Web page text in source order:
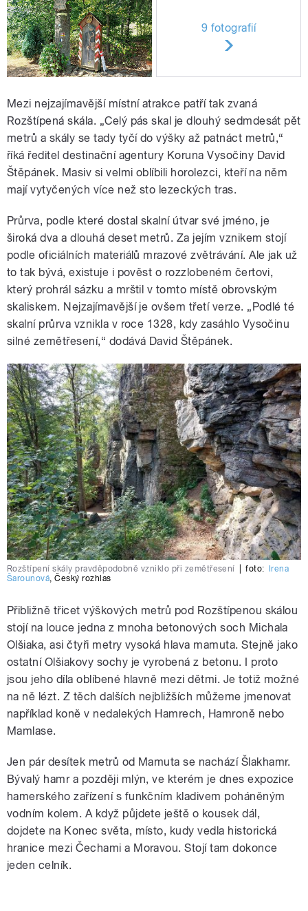
9 fotografií
Mezi nejzajímavější místní atrakce patří tak zvaná
Rozštípená skála. „Celý pás skal je dlouhý sedmdesát pět
metrů a skály se tady tyčí do výšky až patnáct metrů,“
říká ředitel destinační agentury Koruna Vysočiny David
Štěpánek. Masiv si velmi oblíbili horolezci, kteří na něm
mají vytyčených více než sto lezeckých tras.
Průrva, podle které dostal skalní útvar své jméno, je
široká dva a dlouhá deset metrů. Za jejím vznikem stojí
podle oficiálních materiálů mrazové zvětrávání. Ale jak už
to tak bývá, existuje i pověst o rozzlobeném čertovi,
který prohrál sázku a mrštil v tomto místě obrovským
skaliskem. Nejzajímavější je ovšem třetí verze. „Podlé té
skalní průrva vznikla v roce 1328, kdy zasáhlo Vysočinu
silné zemětřesení,“ dodává David Štěpánek.
Rozštípení skály pravděpodobně vzniklo při zemětřesení foto:
Irena
Šarounová,Český rozhlas
Přibližně třicet výškových metrů pod Rozštípenou skálou
stojí na louce jedna z mnoha betonových soch Michala
Olšiaka, asi čtyři metry vysoká hlava mamuta. Stejně jako
ostatní Olšiakovy sochy je vyrobená z betonu. I proto
jsou jeho díla oblíbené hlavně mezi dětmi. Je totiž možné
na ně lézt. Z těch dalších nejbližších můžeme jmenovat
například koně v nedalekých Hamrech, Hamroně nebo
Mamlase.
Jen pár desítek metrů od Mamuta se nachází Šlakhamr.
Bývalý hamr a později mlýn, ve kterém je dnes expozice
hamerského zařízení s funkčním kladivem poháněným
vodním kolem. A když půjdete ještě o kousek dál,
dojdete na Konec světa, místo, kudy vedla historická
hranice mezi Čechami a Moravou. Stojí tam dokonce
jeden celník.